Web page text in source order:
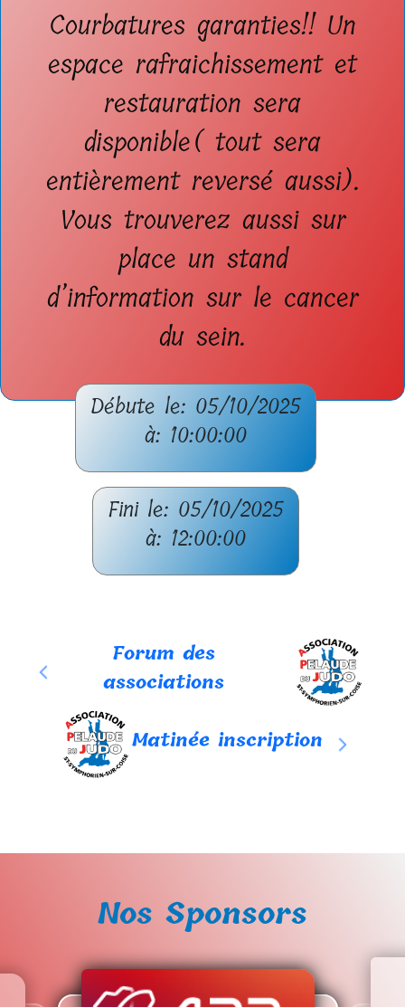
Courbatures garanties!! Un
espace rafraichissement et
restauration sera
disponible( tout sera
entièrement reversé aussi).
Vous trouverez aussi sur
place un stand
d’information sur le cancer
du sein.
Débute le: 05/10/2025
à: 10:00:00
Fini le: 05/10/2025
à: 12:00:00
Forum des
associations
Matinée inscription
Nos Sponsors